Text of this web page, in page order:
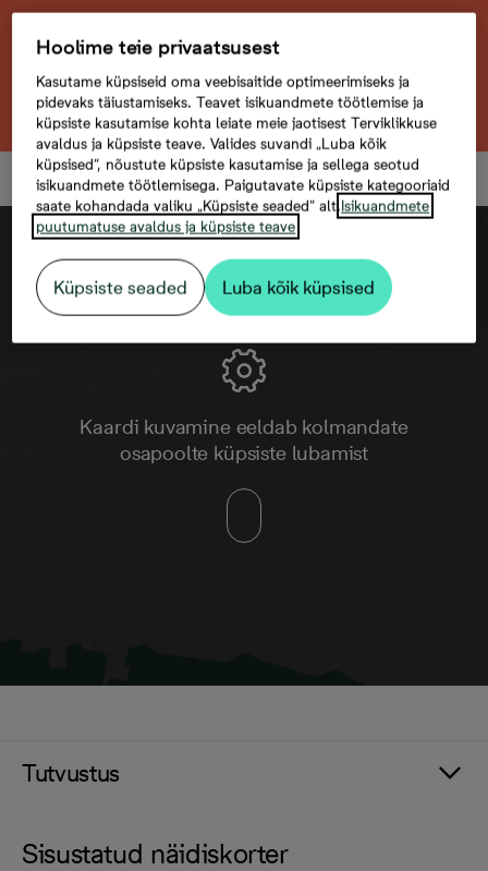
midagi sarnast?
Otsi sarnaseid kortereid
Kaardi kuvamine eeldab kolmandate
osapoolte küpsiste lubamist
Tutvustus
Sisustatud näidiskorter
Hoolime teie privaatsusest
Kasutame küpsiseid oma veebisaitide optimeerimiseks ja
pidevaks täiustamiseks. Teavet isikuandmete töötlemise ja
küpsiste kasutamise kohta leiate meie jaotisest Terviklikkuse
avaldus ja küpsiste teave. Valides suvandi „Luba kõik
küpsised“, nõustute küpsiste kasutamise ja sellega seotud
isikuandmete töötlemisega. Paigutavate küpsiste kategooriaid
saate kohandada valiku „Küpsiste seaded“ alt.Isikuandmete
puutumatuse avaldus ja küpsiste teave
Küpsiste seaded Luba kõik küpsised